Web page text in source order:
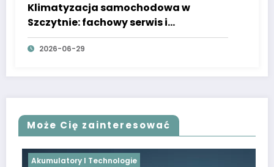
Klimatyzacja samochodowa w
Szczytnie: fachowy serwis i
wulkanizacja
2026-06-29
Może Cię zainteresować
Akumulatory I Technologie